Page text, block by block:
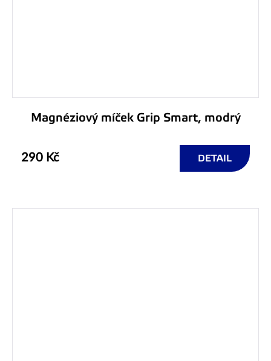
Magnéziový míček Grip Smart, modrý
290 Kč DETAIL